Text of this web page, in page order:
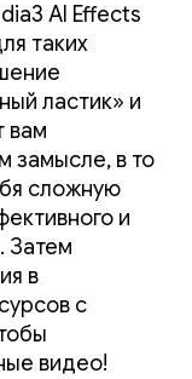
AI Effects
таких
ластик» и
вам
замысле, в то
сложную
и
Затем
в
с
видео!